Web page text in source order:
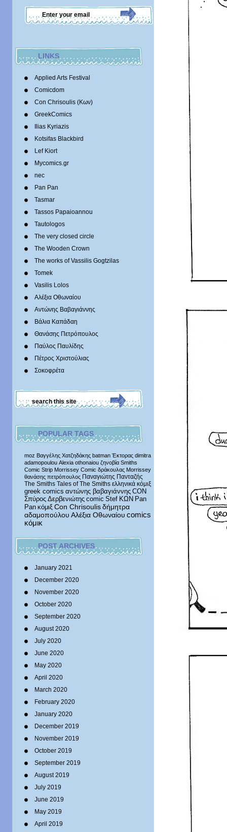
LINKS
Applied Arts Festival
Comicdom
Con Chrisoulis (Κων)
GreekComics
Ilias Kyriazis
Kotsifas Blackbird
Lef Kiort
Mycomics.gr
nec
Pan Pan
Tasmar
Tassos Papaioannou
Tautologos
The very closed circle
The Wooden Crown
The works of Vassilis Gogtzilas
Tomek
Vasilis Lolos
Αλέξια Οθωναίου
Αντώνης Βαβαγιάννης
Βάλια Καπάδαη
Θανάσης Πετρόπουλος
Παύλος Παυλίδης
Πέτρος Χριστούλιας
Σοκοφρέτα
POPULAR TAGS
moz Βαγγέλης Χατζηδάκης batman Έκτορας dimitra
adamopoulou Alexia othonaiou ζηνοβία Smiths
Comic Strip Morrissey Comic δράκουλας Morrissey
θανάσης πετρόπουλος Παναγιώτης Πανταζής
The Smiths Tales of The Smiths ελληνικά κόμιξ
greek comics αντώνης βαβαγιάννης CON
Σπύρος Δερβενιώτης comic Stef ΚΩΝ Pan
Pan κόμιξ Con Chrisoulis δήμητρα
αδαμοπούλου Αλέξια Οθωναίου comics
κόμικ
POST ARCHIVES
January 2021
December 2020
November 2020
October 2020
September 2020
August 2020
July 2020
June 2020
May 2020
April 2020
March 2020
February 2020
January 2020
December 2019
November 2019
October 2019
September 2019
August 2019
July 2019
June 2019
May 2019
April 2019